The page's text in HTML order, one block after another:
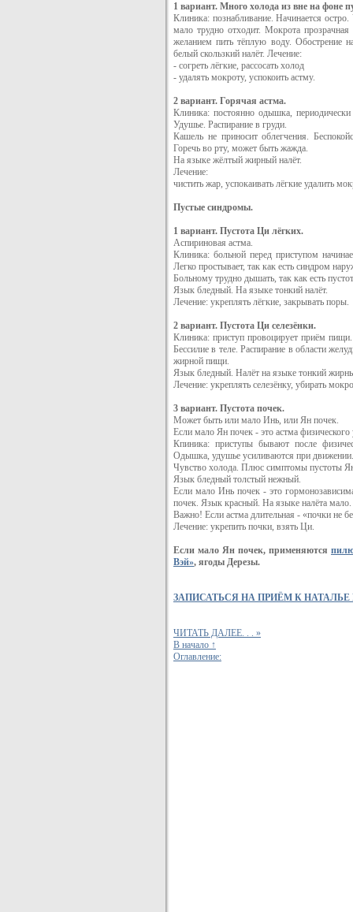
1 вариант. Много холода из вне на фоне
Клиника: познабливание. Начинается
мало трудно отходит. Мокрота
желанием пить тёплую воду. Обострение
белый скользкий налёт. Лечение:
- согреть лёгкие, рассосать холод
- удалять мокроту, успокоить астму.
2 вариант. Горячая астма.
Клиника: постоянно одышка,
Удушье. Распирание в груди.
Кашель не приносит облегчения.
Горечь во рту, может быть жажда.
На языке жёлтый жирный налёт.
Лечение:
чистить жар, успокаивать лёгкие удалить
Пустые синдромы.
1 вариант. Пустота Ци лёгких.
Аспириновая астма.
Клиника: больной перед приступом
Легко простывает, так как есть синдром
Больному трудно дышать, так как есть
Язык бледный. На языке тонкий налёт.
Лечение: укреплять лёгкие, закрывать поры.
2 вариант. Пустота Ци селезёнки.
Клиника: приступ провоцирует приём
Бессилие в теле. Распирание в области
жирной пищи.
Язык бледный. Налёт на языке тонкий
Лечение: укреплять селезёнку, убирать
3 вариант. Пустота почек.
Может быть или мало Инь, или Ян почек.
Если мало Ян почек - это астма физического
Кпиника: приступы бывают после
Одышка, удушье усиливаются при
Чувство холода. Плюс симптомы пустоты
Язык бледный толстый нежный.
Если мало Инь почек - это
почек. Язык красный. На языке налёта мало.
Важно! Если астма длительная - «почки не
Лечение: укрепить почки, взять Ци.
Если мало Ян почек, применяются
Вэй», ягоды Дерезы.
ЗАПИСАТЬСЯ НА ПРИЁМ К
ЧИТАТЬ ДАЛЕЕ. . . »
В начало ↑
Оглавление: